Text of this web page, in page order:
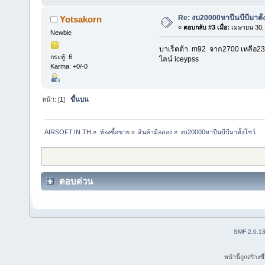
Yotsakorn
Newbie
กระทู้: 6
Karma: +0/-0
Re: งบ20000หาปืนบีบีมาตั้
« ตอบกลับ #3 เมื่อ: เมษายน
บาเร็ตต้า m92 จาก2700 เหลือ
ไลน์ iceypss
หน้า: [1]ขึ้นบน
AIRSOFT.IN.TH » ห้องซื้อขาย» สินค้ามือสอง» งบ20000หาปืนบีบีมาตั้งโชว์
ตอบด่วน
SMF 2.0.13
หน้านี้ถูกสร้าง